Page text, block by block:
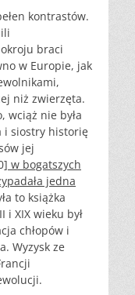
kontrastów.
braci
w Europie, jak
niż zwierzęta.
wciąż nie była
i siostry historię
jej
w bogatszych
jedna
to książka
i XIX wieku był
chłopów i
Wyzysk ze